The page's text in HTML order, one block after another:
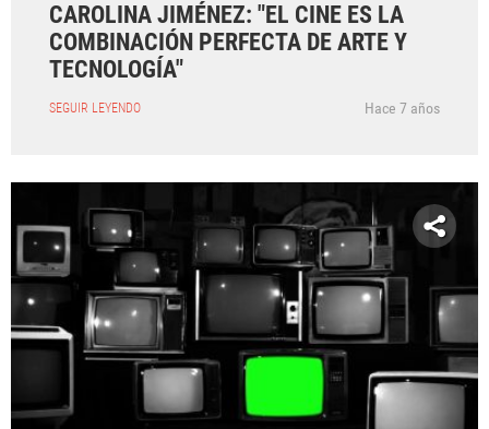
CAROLINA JIMÉNEZ: "EL CINE ES LA
COMBINACIÓN PERFECTA DE ARTE Y
TECNOLOGÍA"
SEGUIR LEYENDO Hace 7 años